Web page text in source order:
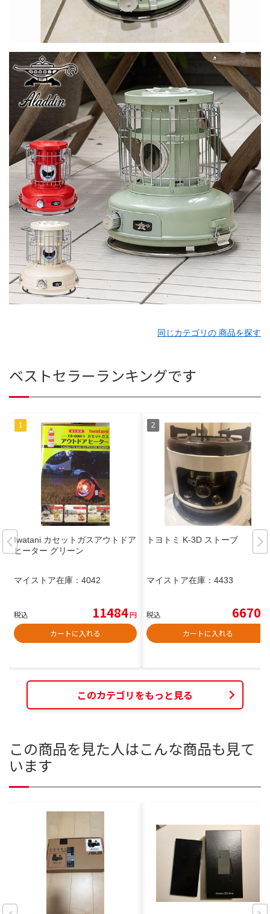
同じカテゴリの 商品を探す
ベストセラーランキングです
Iwatani カセットガスアウトドア
ヒーター グリーン
マイストア在庫： 4042
税込 11484円
カートに入れる
トヨトミ K-3D ストーブ
マイストア在庫： 4433
税込 6670
カートに入れる
このカテゴリをもっと見る
この商品を見た人はこんな商品も見て
います